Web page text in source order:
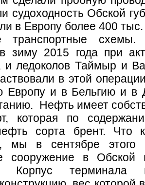
судоходность Обской
в Европу более 400
транспортные
в зиму 2015 года при
ледоколов Таймыр и
в этой
Европу и в Бельгию и
Нефть имеет
которая по
сорта брент. Что
мы в сентябре этого
сооружение в
Корпус терминала